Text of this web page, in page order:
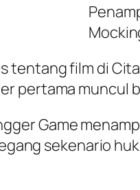
tentang film di
pertama muncul
Game
sekenario